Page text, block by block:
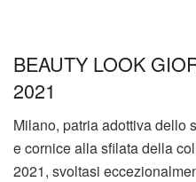
BEAUTY LOOK
2021
Milano, patria adottiva dello
e cornice alla sfilata della
2021, svoltasi